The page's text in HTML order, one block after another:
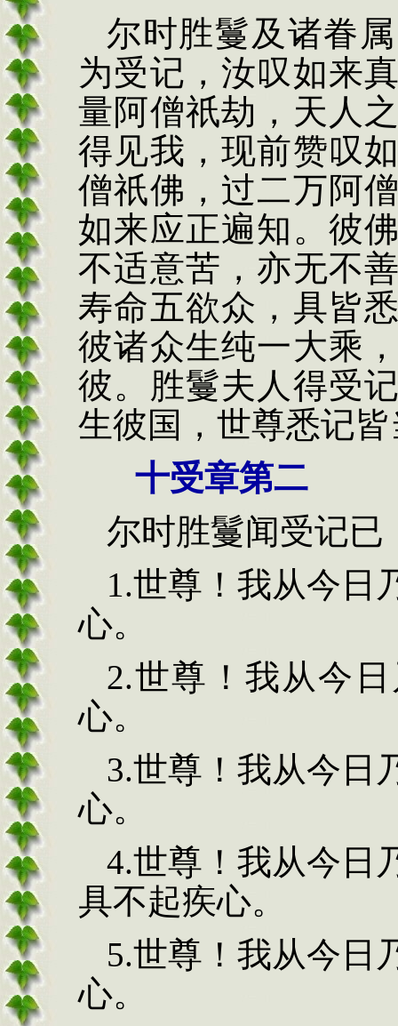
尔时胜鬘及诸眷
为受记，汝叹如来
量阿僧祇劫，天人
得见我，现前赞叹
僧祇佛，过二万阿
如来应正遍知。彼
不适意苦，亦无不
寿命五欲众，具皆
彼诸众生纯一大乘
彼。胜鬘夫人得受
生彼国，世尊悉记
十受章第二
尔时胜鬘闻受记已
1.世尊！我从今日
心。
2.世尊！我从今
心。
3.世尊！我从今日
心。
4.世尊！我从今日
具不起疾心。
5.世尊！我从今日
心。